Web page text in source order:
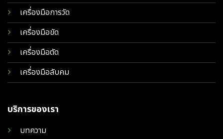
เครื่องมือการวัด
เครื่องมือขัด
เครื่องมือตัด
เครื่องมือลับคม
บริการของเรา
บทความ